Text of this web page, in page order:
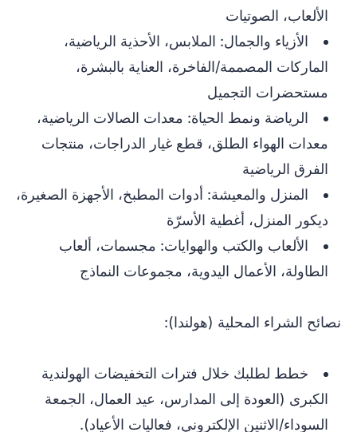
الألعاب، الصوتيات
الأزياء والجمال: الملابس، الأحذية الرياضية،
الماركات المصممة/الفاخرة، العناية بالبشرة،
مستحضرات التجميل
الرياضة ونمط الحياة: معدات الصالات الرياضية،
معدات الهواء الطلق، قطع غيار الدراجات، منتجات
الفرق الرياضية
المنزل والمعيشة: أدوات المطبخ، الأجهزة الصغيرة،
ديكور المنزل، أغطية الأسرّة
الألعاب والكتب والهوايات: مجسمات، ألعاب
الطاولة، الأعمال اليدوية، مجموعات النماذج
نصائح الشراء المحلية (هولندا):
خطط لطلبك خلال فترات التخفيضات الهولندية
الكبرى (العودة إلى المدارس، عيد العمال، الجمعة
السوداء/الاثنين الإلكتروني، فعاليات الأعياد).